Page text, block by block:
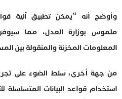
وأوضح أنه “يمكن تطبيق آلية
ملموس بوزارة العدل، مما
المعلومات المخزنة والمنقولة بين
من جهة أخرى، سلط الضوء على
استخدام قواعد البيانات المتسلسلة